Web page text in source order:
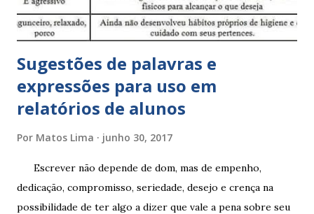
Sugestões de palavras e
expressões para uso em
relatórios de alunos
Por Matos Lima junho 30, 2017
Escrever não depende de dom, mas de empenho,
dedicação, compromisso, seriedade, desejo e crença na
possibilidade de ter algo a dizer que vale a pena sobre seu